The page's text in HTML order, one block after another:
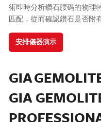
術即時分析鑽石腰碼的物理
匹配，從而確認鑽石是否附
安排儀器演示
GIA
GIA